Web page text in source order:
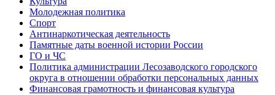
Молодежная политика
Спорт
Антинаркотическая деятельность
Памятные даты военной истории России
ГО и ЧС
Политика администрации Лесозаводского городского
округа в отношении обработки персональных данных
Финансовая грамотность и финансовая культура